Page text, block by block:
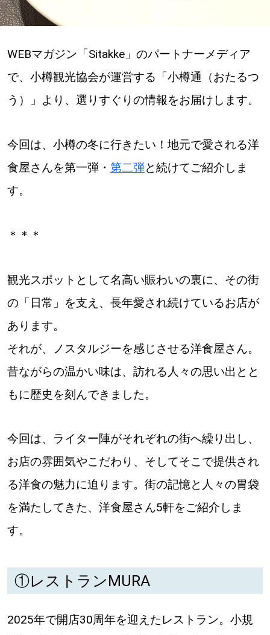
北海道で暮らす、あなたとつくる、
明日への”きっかけ”WEBマガジン
all
道北
道南
道東
道央
【いろんな価値観や生き方に触れたい】
Sitakke編集部 IKU
【暮らしの知恵を身につけたい】
【まったり楽しみたい】
【札幌のお気に入りを見つけたい】
【道東のお気に入りを見つけたい】
WEBマガジン「Sitakke」のパートナーメディア
で、小樽観光協会が運営する「小樽通（おたるつ
う）」より、選りすぐりの情報をお届けします。
今回は、小樽の冬に行きたい！地元で愛される洋
食屋さんを第一弾・ 第二弾と続けてご紹介しま
す。
＊＊＊
観光スポットとして名高い賑わいの裏に、その街
の「日常」を支え、長年愛され続けているお店が
あります。
それが、ノスタルジーを感じさせる洋食屋さん。
昔ながらの温かい味は、訪れる人々の思い出とと
もに歴史を刻んできました。
今回は、ライター陣がそれぞれの街へ繰り出し、
お店の雰囲気やこだわり、そしてそこで提供され
る洋食の魅力に迫ります。街の記憶と人々の胃袋
を満たしてきた、洋食屋さん5軒をご紹介しま
す。
①レストランMURA
2025年で開店30周年を迎えたレストラン。小規